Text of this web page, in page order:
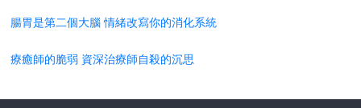
腸胃是第二個大腦 情緒改寫你的消化系統
療癒師的脆弱 資深治療師自殺的沉思